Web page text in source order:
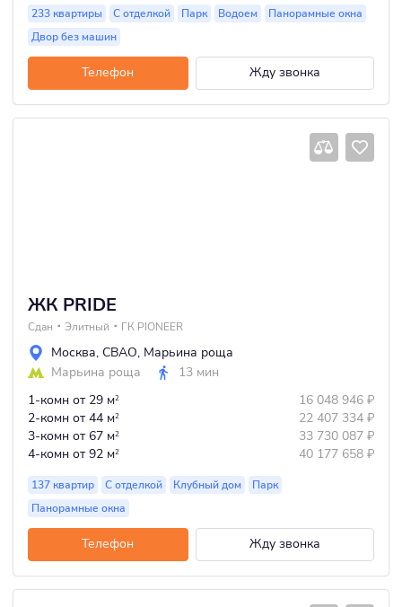
233 квартиры С отделкой Парк Водоем
Панорамные окна
Двор без машин
Телефон Жду звонка
ЖК PRIDE
Сдан Элитный ГК PIONEER
Москва, СВАО, Марьина роща
Марьина роща
13 мин
1-комн от 29 м2 16 048 946 ₽
2-комн от 44 м2 22 407 334 ₽
3-комн от 67 м2 33 730 087 ₽
4-комн от 92 м2 40 177 658 ₽
137 квартир С отделкой Клубный дом
Парк
Панорамные окна
Телефон Жду звонка